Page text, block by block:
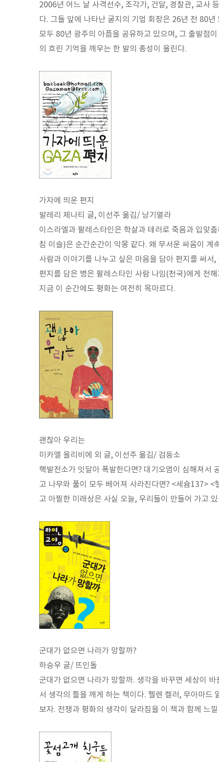
2006년 어느 날 사격선수, 조각가, 건달, 경찰관, 교사
다. 그들 앞에 나타난 굴지의 기업 회장은 26년 전 80
모두 80년 광주의 아픔을 공유하고 있으며, 그 출발점
의 흐린 기억을 깨우는 한 발의 총성이 울린다.
가자에 띄운 편지
발레리 제나티 글, 이선주 옮김/ 낭기열라
이스라엘과 팔레스타인은 학살과 테러로 죽음과 입맞
침 이슬)은 순간순간이 악몽 같다. 왜 무서운 싸움이 계
사람과 이야기를 나누고 싶은 마음을 담아 편지를 써
편지를 담은 병은 팔레스타인 사람 나임(천국)에게 전
지금 이 순간에도 평화는 여전히 목마르다.
괜찮아 우리는
미카엘 올리비에 외 글, 이선주 옮김/ 검둥소
핵발전소가 잇달아 폭발한다면? 대기오염이 심해져서
고 나무와 풀이 모두 베어져 사라진다면? <세슘137>
고 아찔한 미래상은 사실 오늘, 우리들이 만들어 가고
군대가 없으면 나라가 망할까?
하승우 글/ 뜨인돌
군대가 없으면 나라가 망할까. 생각을 바꾸면 세상이
서 생각의 틀을 깨게 하는 책이다. 헬렌 켈러, 무아마드
보자. 전쟁과 평화의 생각이 달라짐을 이 책과 함께 느